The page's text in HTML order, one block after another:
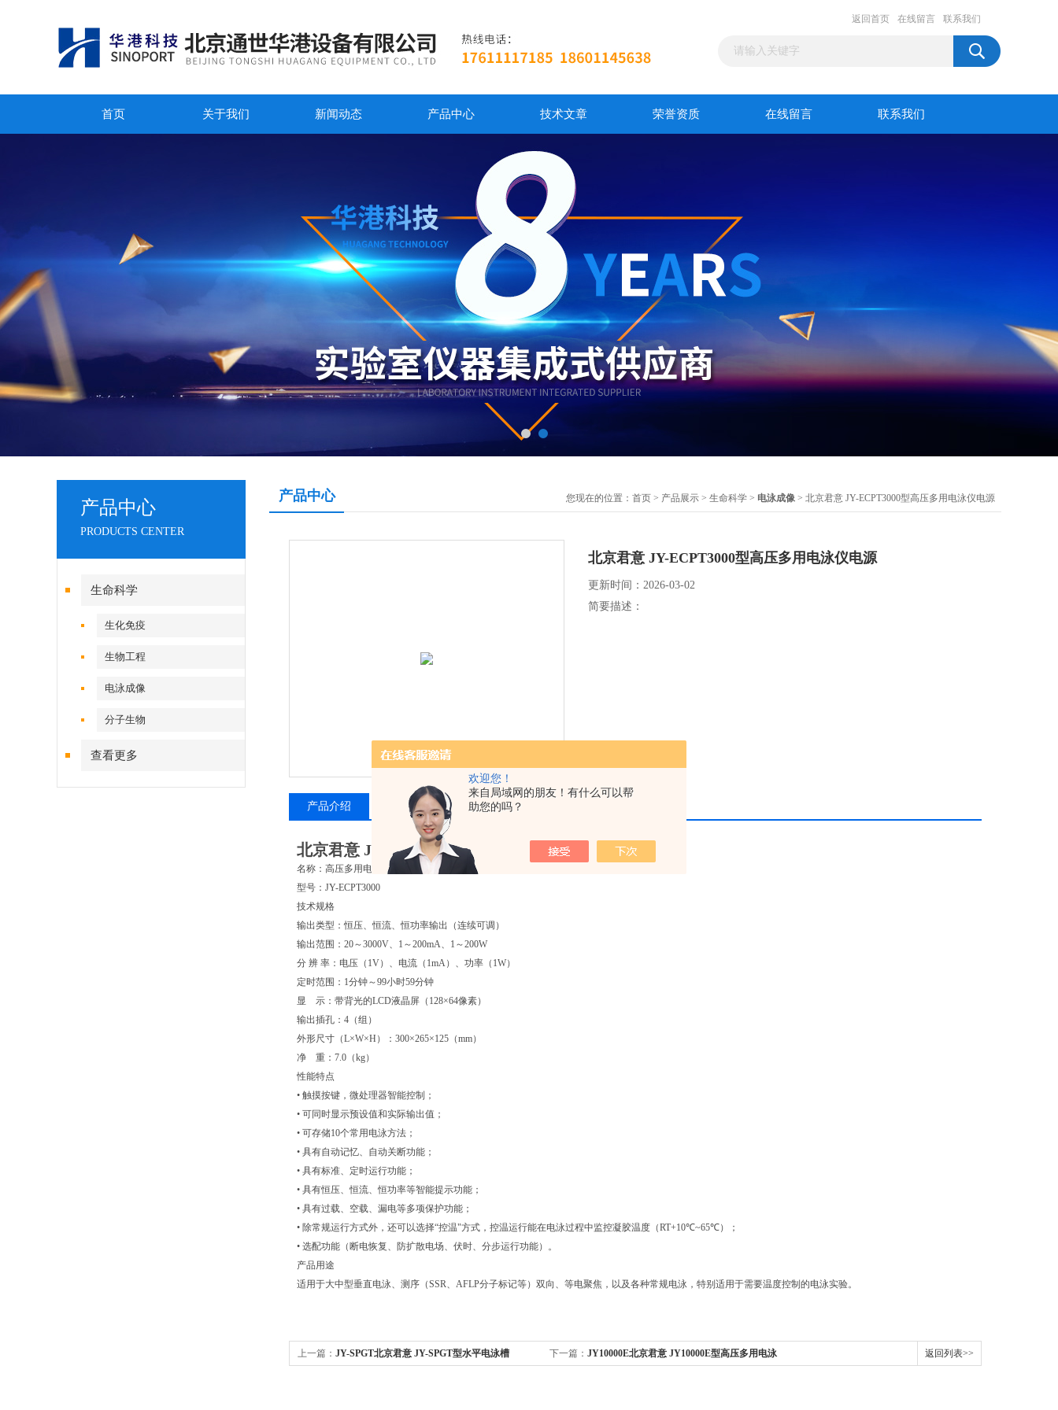
欢迎您！
来自局域网的朋友！有什么可以帮
助您的吗？
返回首页 在线留言 联系我们
首页 关于我们 新闻动态 产品中心 技术文章 荣誉资质 在线留言 联系我们
产品中心
PRODUCTS CENTER
生命科学
生化免疫
生物工程
电泳成像
分子生物
查看更多
产品中心 您现在的位置： 首页 > 产品展示 > 生命科学 > 电泳成像 > 北京君意 JY-ECPT3000型高压多用电泳仪电源
北京君意 JY-ECPT3000型高压多用电泳仪电源
更新时间：2026-03-02
简要描述：
产品介绍 相关产品 留言询价
北京君意 JY-ECPT3000型高压多用电泳仪电源
名称：高压多用电泳仪电源
型号：JY-ECPT3000
技术规格
输出类型：恒压、恒流、恒功率输出（连续可调）
输出范围：20～3000V、1～200mA、1～200W
分 辨 率：电压（1V）、电流（1mA）、功率（1W）
定时范围：1分钟～99小时59分钟
显 示：带背光的LCD液晶屏（128×64像素）
输出插孔：4（组）
外形尺寸（L×W×H）：300×265×125（mm）
净 重：7.0（kg）
性能特点
• 触摸按键，微处理器智能控制；
• 可同时显示预设值和实际输出值；
• 可存储10个常用电泳方法；
• 具有自动记忆、自动关断功能；
• 具有标准、定时运行功能；
• 具有恒压、恒流、恒功率等智能提示功能；
• 具有过载、空载、漏电等多项保护功能；
• 除常规运行方式外，还可以选择“控温"方式，控温运行能在电泳过程中监控凝胶温度（RT+10℃~65℃）；
• 选配功能（断电恢复、防扩散电场、伏时、分步运行功能）。
产品用途
适用于大中型垂直电泳、测序（SSR、AFLP分子标记等）双向、等电聚焦，以及各种常规电泳，特别适用于需要温度控制的电泳实验。
上一篇： JY-SPGT北京君意 JY-SPGT型水平电泳槽 下一篇： JY10000E北京君意 JY10000E型高压多用电泳 返回列表>>